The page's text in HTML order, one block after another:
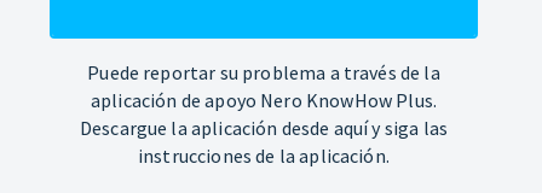
Puede reportar su problema a través de la
aplicación de apoyo Nero KnowHow Plus.
Descargue la aplicación desde aquí y siga las
instrucciones de la aplicación.